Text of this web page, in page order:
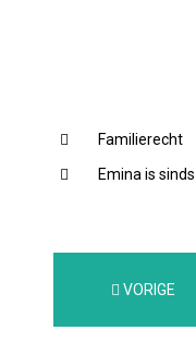
Familierecht
Emina is
VORIGE